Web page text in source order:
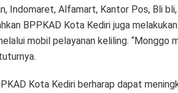
Indomaret, Alfamart, Kantor Pos, Bli
BPPKAD Kota Kediri juga
mobil pelayanan keliling. “Monggo
Kota Kediri berharap dapat